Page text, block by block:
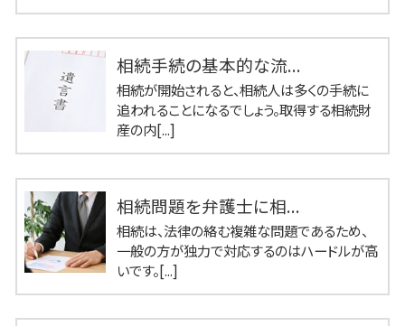
相続手続の基本的な流...
相続が開始されると、相続人は多くの手続に
追われることになるでしょう。取得する相続財
産の内[...]
相続問題を弁護士に相...
相続は、法律の絡む複雑な問題であるため、
一般の方が独力で対応するのはハードルが高
いです。[...]